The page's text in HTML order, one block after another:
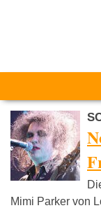
Mimi Parker von